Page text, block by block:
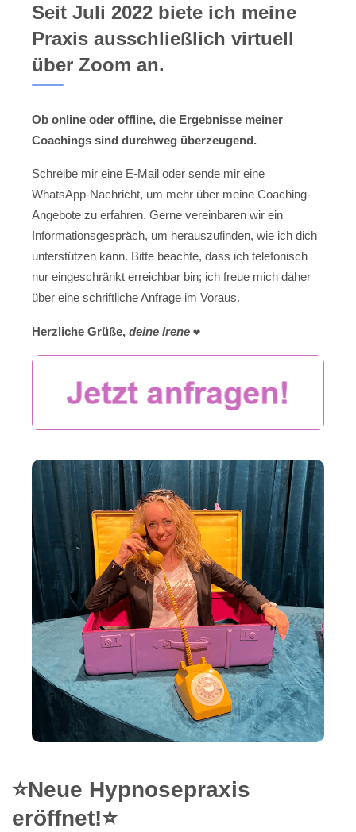
Seit Juli 2022 biete ich meine
Praxis ausschließlich virtuell
über Zoom an.
Ob online oder offline, die Ergebnisse meiner
Coachings sind durchweg überzeugend.
Schreibe mir eine E-Mail oder sende mir eine
WhatsApp-Nachricht, um mehr über meine Coaching-
Angebote zu erfahren. Gerne vereinbaren wir ein
Informationsgespräch, um herauszufinden, wie ich dich
unterstützen kann. Bitte beachte, dass ich telefonisch
nur eingeschränkt erreichbar bin; ich freue mich daher
über eine schriftliche Anfrage im Voraus.
Herzliche Grüße, deine Irene ❤️
⭐Neue Hypnosepraxis
eröffnet!⭐